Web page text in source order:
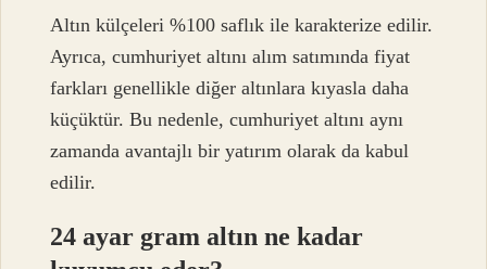
Altın külçeleri %100 saflık ile karakterize edilir.
Ayrıca, cumhuriyet altını alım satımında fiyat
farkları genellikle diğer altınlara kıyasla daha
küçüktür. Bu nedenle, cumhuriyet altını aynı
zamanda avantajlı bir yatırım olarak da kabul
edilir.
24 ayar gram altın ne kadar